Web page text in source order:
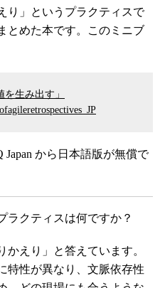
り」というプラクティスで
とめた本です。このミニブ
生み出す」
Japan から日本語版が無償で
ラクティスは何ですか？
かえり」と答えています。
特性が異なり、文脈依存性